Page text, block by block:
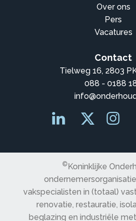
Over ons
Pers
Vacatures
Contact
Tielweg 16, 2803
088 - 0188
© Koninklijke
vakspecialisten in (totaal)
renovatie, restauratie,
beglazing en industriële